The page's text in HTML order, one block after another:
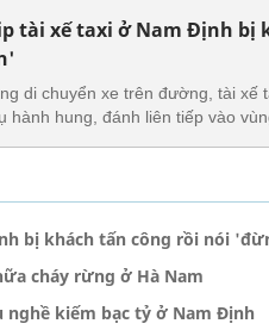
tài xế taxi ở Nam Định bị
di chuyển xe trên đường, tài xế
hành hung, đánh liên tiếp vào
bị khách tấn công rồi nói
cháy rừng ở Hà Nam
nghề kiếm bạc tỷ ở Nam Định